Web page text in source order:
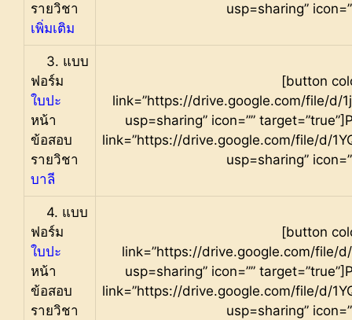
รายวิชา
เพิ่มเติม
usp=sharing”
3. แบบ
ฟอร์ม
ใบปะ
หน้า
ข้อสอบ
รายวิชา
บาลี
[button
link=”https://drive.google.com/file/d/
usp=sharing” icon=””
link=”https://drive.google.com/file/d/
usp=sharing”
4. แบบ
ฟอร์ม
ใบปะ
หน้า
ข้อสอบ
รายวิชา
[button
link=”https://drive.google.com/file/
usp=sharing” icon=””
link=”https://drive.google.com/file/d/
usp=sharing”